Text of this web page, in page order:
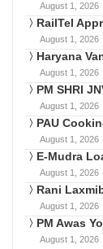
August 1, 2026
RailTel
August 1, 2026
Haryana
August 1, 2026
PM SHRI
August 1, 2026
PAU
August 1, 2026
E-Mudra
August 1, 2026
Rani
August 1, 2026
PM Awas
August 1, 2026